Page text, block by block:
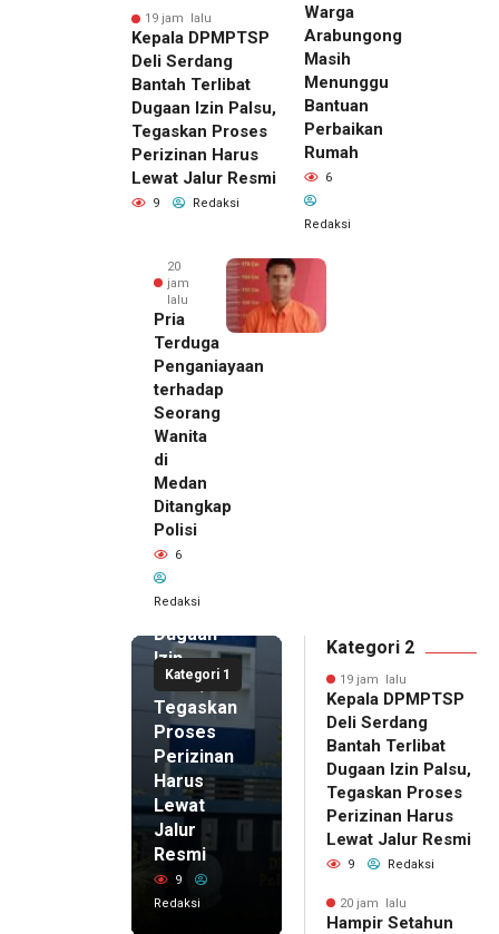
19 jam lalu
Kepala DPMPTSP
Deli Serdang
Bantah Terlibat
Dugaan Izin Palsu,
Tegaskan Proses
Perizinan Harus
Lewat Jalur Resmi
9 Redaksi
Warga
Arabungong
Masih
Menunggu
Bantuan
Perbaikan
Rumah
6
Redaksi
20
jam
lalu
Pria
Terduga
Penganiayaan
terhadap
Seorang
Wanita
di
Medan
Ditangkap
Polisi
6
Redaksi
Kategori 1
19 jam lalu
Kepala
DPMPTSP
Deli
Serdang
Bantah
Terlibat
Dugaan
Izin
Palsu,
Tegaskan
Proses
Perizinan
Harus
Lewat
Jalur
Resmi
9
Redaksi
Kategori 2
19 jam lalu
Kepala DPMPTSP
Deli Serdang
Bantah Terlibat
Dugaan Izin Palsu,
Tegaskan Proses
Perizinan Harus
Lewat Jalur Resmi
9 Redaksi
20 jam lalu
Hampir Setahun